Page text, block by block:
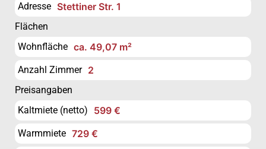
Adresse Stettiner Str. 1
Flächen
Wohnfläche ca. 49,07 m²
Anzahl Zimmer 2
Preisangaben
Kaltmiete (netto)
599 €
Warmmiete 729 €